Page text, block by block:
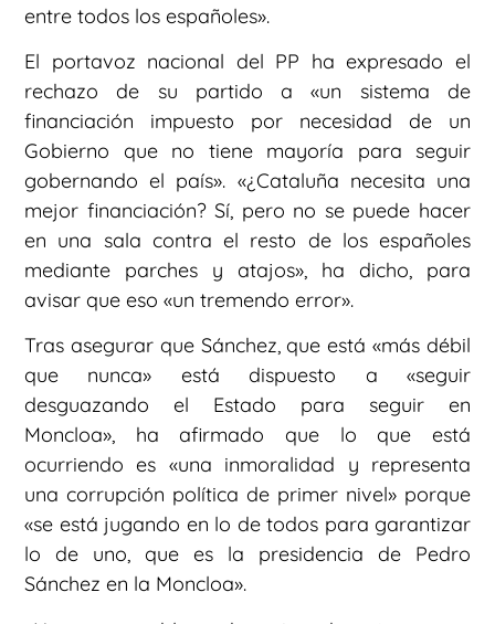
entre todos los españoles».
El portavoz nacional del PP ha expresado el
rechazo de su partido a «un sistema de
financiación impuesto por necesidad de un
Gobierno que no tiene mayoría para seguir
gobernando el país». «¿Cataluña necesita una
mejor financiación? Sí, pero no se puede hacer
en una sala contra el resto de los españoles
mediante parches y atajos», ha dicho, para
avisar que eso «un tremendo error».
Tras asegurar que Sánchez, que está «más débil
que nunca» está dispuesto a «seguir
desguazando el Estado para seguir en
Moncloa», ha afirmado que lo que está
ocurriendo es «una inmoralidad y representa
una corrupción política de primer nivel» porque
«se está jugando en lo de todos para garantizar
lo de uno, que es la presidencia de Pedro
Sánchez en la Moncloa».